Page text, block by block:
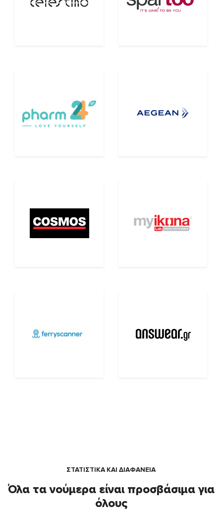
ΣΤΑΤΙΣΤΙΚΑ ΚΑΙ ΔΙΑΦΑΝΕΙΑ
Όλα τα νούμερα είναι προσβάσιμα για
όλους